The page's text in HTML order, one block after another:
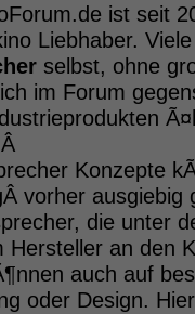
ist seit
Liebhaber.
selbst, ohne
im Forum
Konzepte
vorher
die unter
Hersteller an den
auch auf
oder Design.